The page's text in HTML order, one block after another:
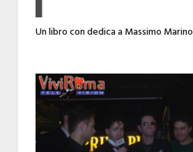
Un libro con dedica a Massimo Marino